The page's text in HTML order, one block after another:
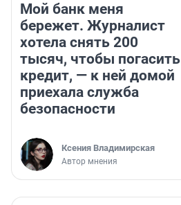
Мой банк меня
бережет. Журналист
хотела снять 200
тысяч, чтобы погасить
кредит, — к ней домой
приехала служба
безопасности
Ксения Владимирская
Автор мнения